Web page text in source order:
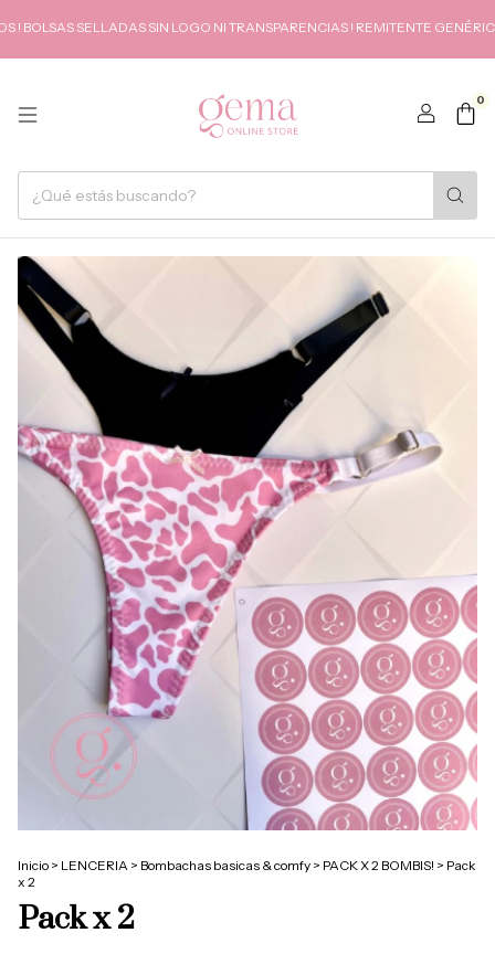
SELLADAS SIN LOGO NI TRANSPARENCIAS ! REMITENTE GENÉRICO
0
Inicio > LENCERIA > Bombachas basicas & comfy > PACK X 2 BOMBIS! > Pack
x 2
Pack x 2